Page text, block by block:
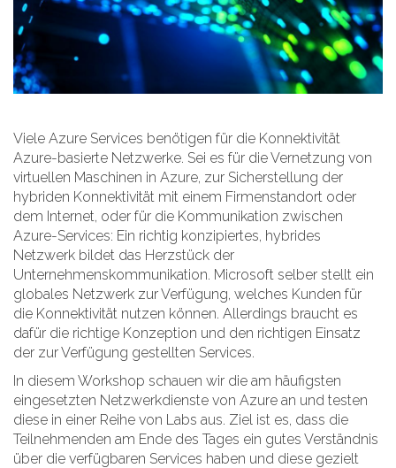
Viele Azure Services benötigen für die Konnektivität
Azure-basierte Netzwerke. Sei es für die Vernetzung von
virtuellen Maschinen in Azure, zur Sicherstellung der
hybriden Konnektivität mit einem Firmenstandort oder
dem Internet, oder für die Kommunikation zwischen
Azure-Services: Ein richtig konzipiertes, hybrides
Netzwerk bildet das Herzstück der
Unternehmenskommunikation. Microsoft selber stellt ein
globales Netzwerk zur Verfügung, welches Kunden für
die Konnektivität nutzen können. Allerdings braucht es
dafür die richtige Konzeption und den richtigen Einsatz
der zur Verfügung gestellten Services.
In diesem Workshop schauen wir die am häufigsten
eingesetzten Netzwerkdienste von Azure an und testen
diese in einer Reihe von Labs aus. Ziel ist es, dass die
Teilnehmenden am Ende des Tages ein gutes Verständnis
über die verfügbaren Services haben und diese gezielt